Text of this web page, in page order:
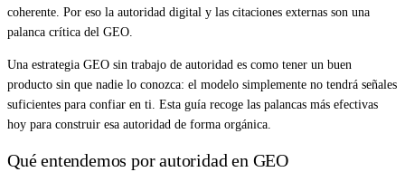
coherente. Por eso la autoridad digital y las citaciones externas son una
palanca crítica del GEO.
Una estrategia GEO sin trabajo de autoridad es como tener un buen
producto sin que nadie lo conozca: el modelo simplemente no tendrá señales
suficientes para confiar en ti. Esta guía recoge las palancas más efectivas
hoy para construir esa autoridad de forma orgánica.
Qué entendemos por autoridad en GEO